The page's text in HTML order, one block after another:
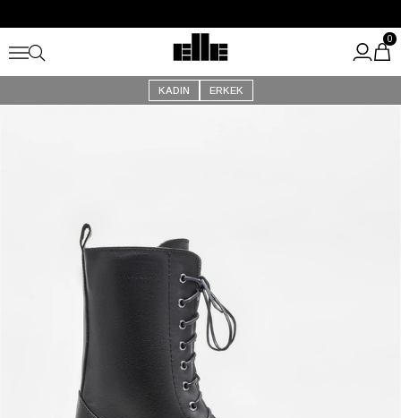
Kargo Ücretsiz!
KADIN ERKEK
0